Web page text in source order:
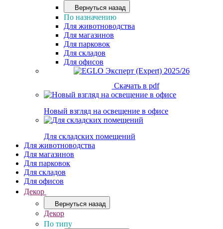
Вернуться назад
По назначению
Для животноводства
Для магазинов
Для парковок
Для складов
Для офисов
Скачать в pdf
Новый взгляд на освещение в офисе
Для складских помещений
Для животноводства
Для магазинов
Для парковок
Для складов
Для офисов
Декор
Вернуться назад
Декор
По типу